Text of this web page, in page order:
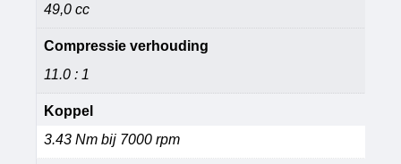
49,0 cc
Compressie verhouding
11.0 : 1
Koppel
3.43 Nm bij 7000 rpm